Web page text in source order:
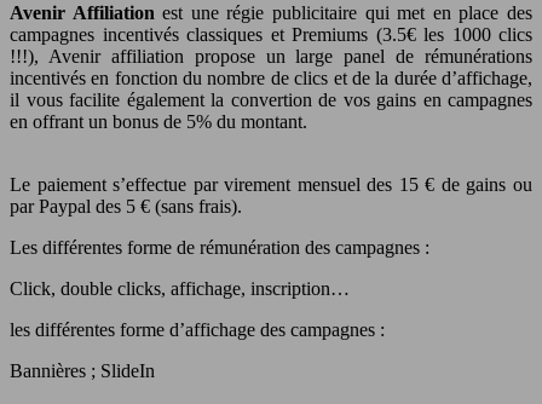
Avenir Affiliation est une régie publicitaire qui met en place des
campagnes incentivés classiques et Premiums (3.5€ les 1000 clics
!!!), Avenir affiliation propose un large panel de rémunérations
incentivés en fonction du nombre de clics et de la durée d’affichage,
il vous facilite également la convertion de vos gains en campagnes
en offrant un bonus de 5% du montant.
Le paiement s’effectue par virement mensuel des 15 € de gains ou
par Paypal des 5 € (sans frais).
Les différentes forme de rémunération des campagnes :
Click, double clicks, affichage, inscription…
les différentes forme d’affichage des campagnes :
Bannières ; SlideIn